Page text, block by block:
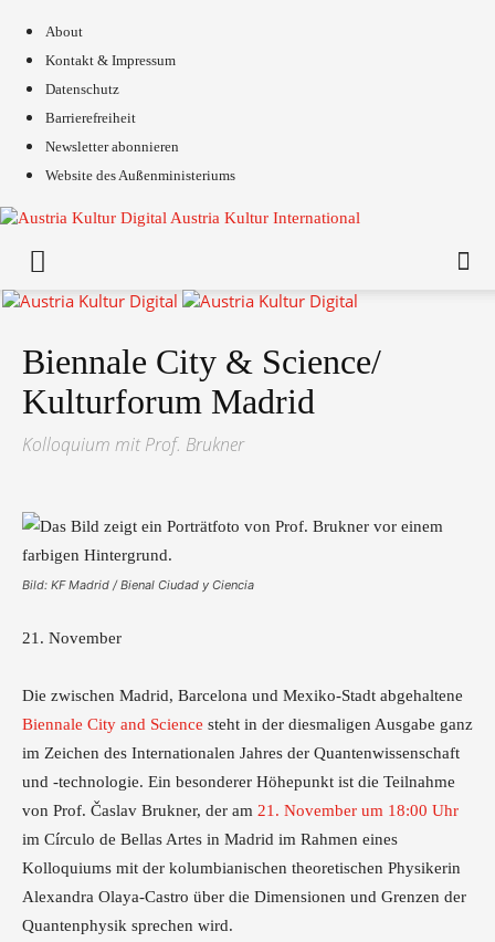
About
Kontakt & Impressum
Datenschutz
Barrierefreiheit
Newsletter abonnieren
Website des Außenministeriums
Austria Kultur International
Biennale City & Science/
Kulturforum Madrid
Kolloquium mit Prof. Brukner
Bild: KF Madrid / Bienal Ciudad y Ciencia
21. November
Die zwischen Madrid, Barcelona und Mexiko-Stadt abgehaltene
Biennale City and Science steht in der diesmaligen Ausgabe ganz
im Zeichen des Internationalen Jahres der Quantenwissenschaft
und -technologie. Ein besonderer Höhepunkt ist die Teilnahme
von Prof. Časlav Brukner, der am 21. November um 18:00 Uhr
im Círculo de Bellas Artes in Madrid im Rahmen eines
Kolloquiums mit der kolumbianischen theoretischen Physikerin
Alexandra Olaya-Castro über die Dimensionen und Grenzen der
Quantenphysik sprechen wird.